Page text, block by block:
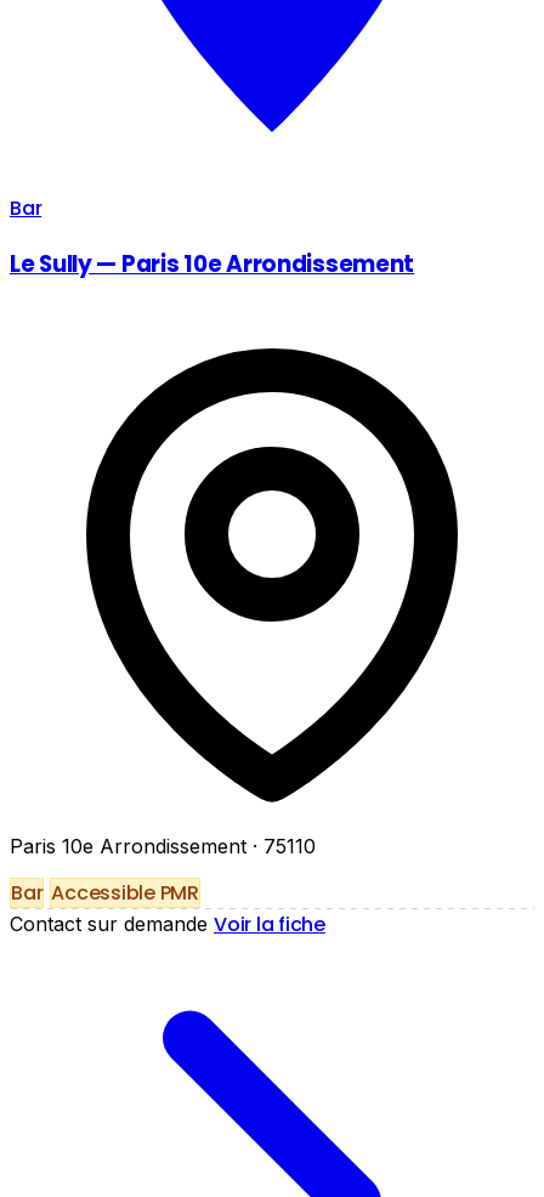
Bar
Le Sully — Paris 10e Arrondissement
Paris 10e Arrondissement · 75110
Bar Accessible PMR
Contact sur demande Voir la fiche